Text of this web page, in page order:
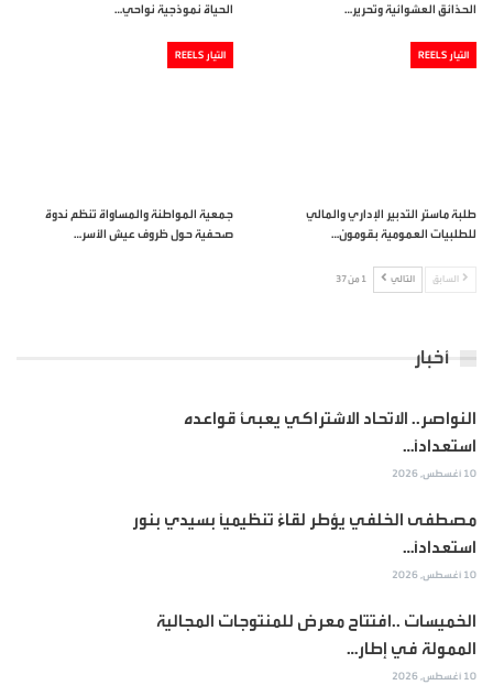
الحذائق العشوائية وتحرير…
الحياة نموذجية نواحي…
التيار REELS
طلبة ماستر التدبير الإداري والمالي
للطلبيات العمومية بقومون…
التيار REELS
جمعية المواطنة والمساواة تنظم ندوة
صحفية حول ظروف عيش الأسر…
السابق التالي 1 من 37
أخبار
النواصر.. الاتحاد الاشتراكي يعبئ قواعده
استعداداً…
10 أغسطس, 2026
مصطفى الخلفي يؤطر لقاءً تنظيمياً بسيدي بنور
استعداداً…
10 أغسطس, 2026
الخميسات ..افتتاح معرض للمنتوجات المجالية
الممولة في إطار…
10 أغسطس, 2026